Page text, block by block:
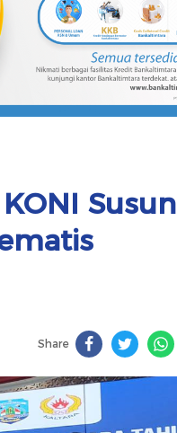
Susun
Share